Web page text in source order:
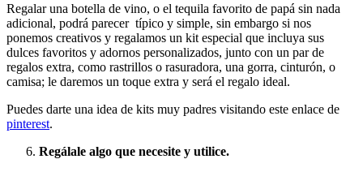
Regalar una botella de vino, o el tequila favorito de papá sin nada
adicional, podrá parecer típico y simple, sin embargo si nos
ponemos creativos y regalamos un kit especial que incluya sus
dulces favoritos y adornos personalizados, junto con un par de
regalos extra, como rastrillos o rasuradora, una gorra, cinturón, o
camisa; le daremos un toque extra y será el regalo ideal.
Puedes darte una idea de kits muy padres visitando este enlace de
pinterest.
Regálale algo que necesite y utilice.